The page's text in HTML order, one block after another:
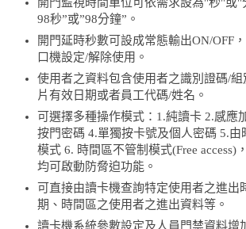
98秒”或”98分鐘”。
開門延時秒數可設成常態輸出ON/OFF
口機設定/解除使用。
使用者之資料包含使用者之識別證碼/
片有效日期或者員工代碼/姓名。
可選擇多種操作模式：1.純讀卡 2.感應
按門密碼 4.單獨按卡號及個人密碼 5.由
模式 6. 時間區不管制模式(Free access)
均可啟動防脅迫功能。
可直接由讀卡機查詢特定使用者之進出
期、時間區之使用者之進出資料等。
讀卡機系統參數設定及人員門禁資料增